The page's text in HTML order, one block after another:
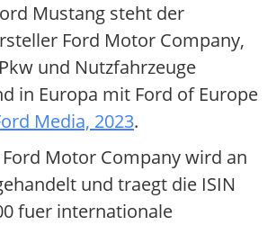
Mustang steht der
Ford Motor Company,
und Nutzfahrzeuge
in Europa mit Ford of Europe
Media, 2023.
Motor Company wird an
und traegt die ISIN
fuer internationale